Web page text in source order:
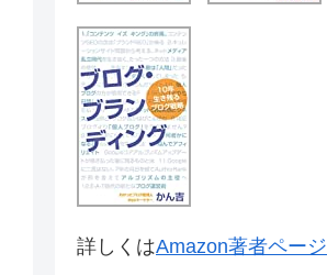
詳しくはAmazon著者ページ